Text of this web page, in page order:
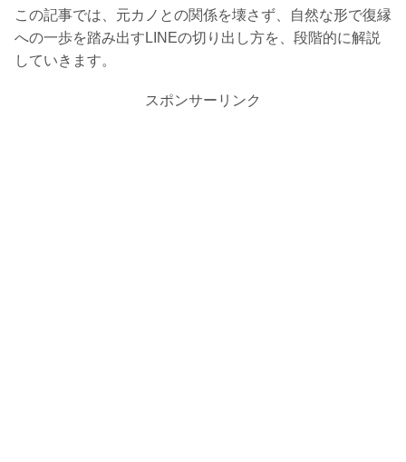
この記事では、元カノとの関係を壊さず、自然な形で復縁
への一歩を踏み出すLINEの切り出し方を、段階的に解説
していきます。
スポンサーリンク